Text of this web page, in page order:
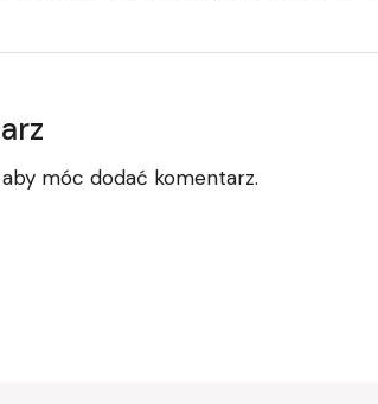
aby móc dodać komentarz.